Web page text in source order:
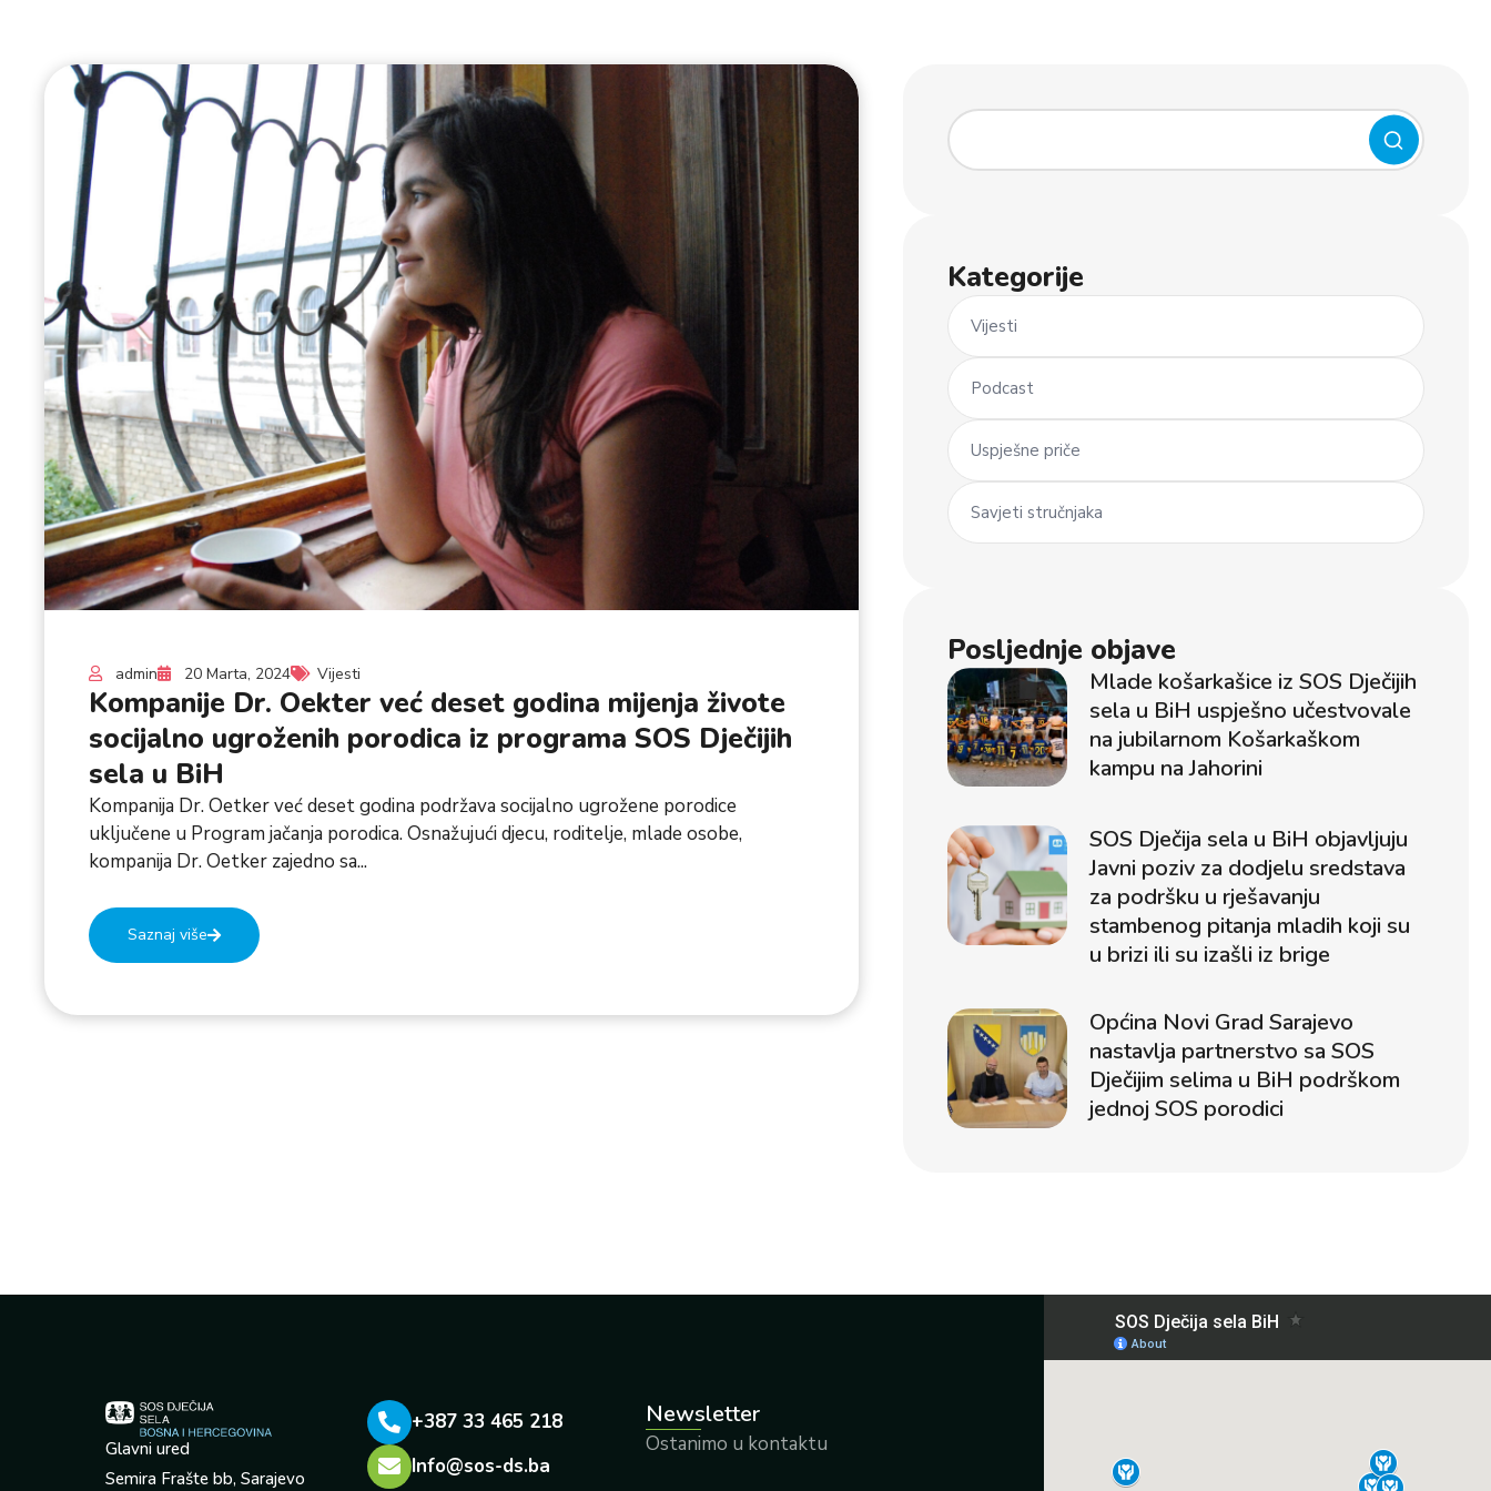
admin 20 Marta, 2024 Vijesti
Kompanije Dr. Oekter već deset godina mijenja živote
socijalno ugroženih porodica iz programa SOS Dječijih
sela u BiH
Kompanija Dr. Oetker već deset godina podržava socijalno ugrožene porodice
uključene u Program jačanja porodica. Osnažujući djecu, roditelje, mlade osobe,
kompanija Dr. Oetker zajedno sa...
Saznaj više
Kategorije
Vijesti
Podcast
Uspješne priče
Savjeti stručnjaka
Posljednje objave
Mlade košarkašice iz SOS Dječijih
sela u BiH uspješno učestvovale
na jubilarnom Košarkaškom
kampu na Jahorini
SOS Dječija sela u BiH objavljuju
Javni poziv za dodjelu sredstava
za podršku u rješavanju
stambenog pitanja mladih koji su
u brizi ili su izašli iz brige
Općina Novi Grad Sarajevo
nastavlja partnerstvo sa SOS
Dječijim selima u BiH podrškom
jednoj SOS porodici
Glavni ured
Semira Frašte bb, Sarajevo
+387 33 465 218
Info@sos-ds.ba
Newsletter
Ostanimo u kontaktu